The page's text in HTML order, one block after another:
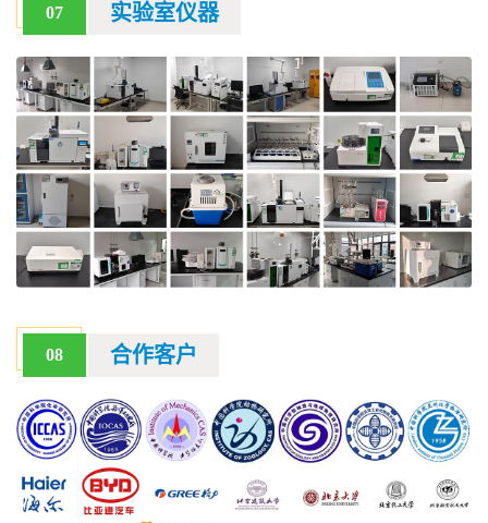
07 实验室仪器
08 合作客户